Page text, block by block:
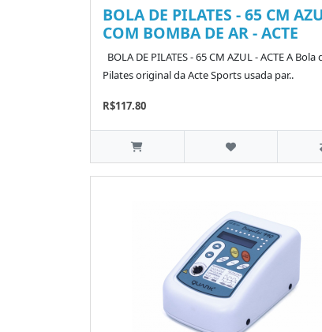
BOLA DE PILATES - 65 CM
COM BOMBA DE AR - ACTE
BOLA DE PILATES - 65 CM AZUL - ACTE A Bola
Pilates original da Acte Sports usada par..
R$117.80